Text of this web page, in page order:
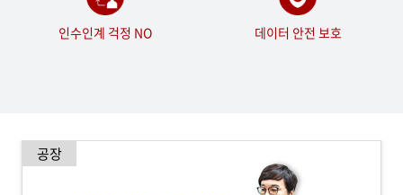
인수인계 걱정 NO 데이터 안전 보호
공장